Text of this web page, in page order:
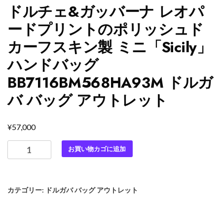
ドルチェ&ガッバーナ レオパ
ードプリントのポリッシュド
カーフスキン製 ミニ「Sicily」
ハンドバッグ
BB7116BM568HA93M ドルガ
バ バッグ アウトレット
¥57,000
ル
&
お買い物カゴに追加
カテゴリー: ドルガバ バッグ アウトレット